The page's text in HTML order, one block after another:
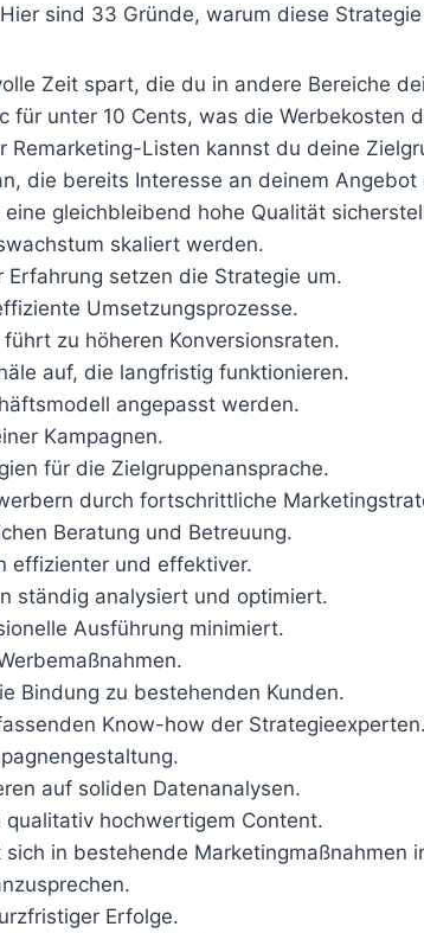
sind 33 Gründe, warum diese
Zeit spart, die du in andere Bereiche
für unter 10 Cents, was die Werbekosten
Listen kannst du deine
die bereits Interesse an deinem
gleichbleibend hohe Qualität
skaliert werden.
setzen die Strategie um.
Umsetzungsprozesse.
zu höheren Konversionsraten.
auf, die langfristig funktionieren.
angepasst werden.
Kampagnen.
für die Zielgruppenansprache.
durch fortschrittliche
Beratung und Betreuung.
effizienter und effektiver.
ständig analysiert und optimiert.
Ausführung minimiert.
Bindung zu bestehenden Kunden.
Know-how der Strategieexperten.
auf soliden Datenanalysen.
hochwertigem Content.
sich in bestehende Marketingmaßnahmen
Erfolge.